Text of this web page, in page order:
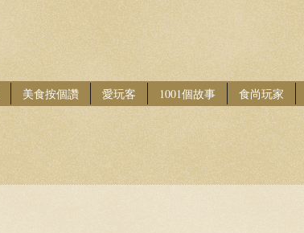
美食按個讚 愛玩客 1001個故事 食尚玩家